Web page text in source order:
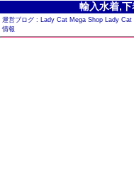
輸入水着,
運営ブログ : Lady Cat Mega Shop Lady Cat
情報